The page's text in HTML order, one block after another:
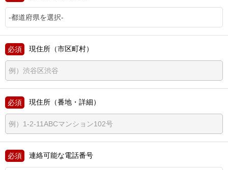
現住所（市区町村）
現住所（番地・詳細）
連絡可能な電話番号